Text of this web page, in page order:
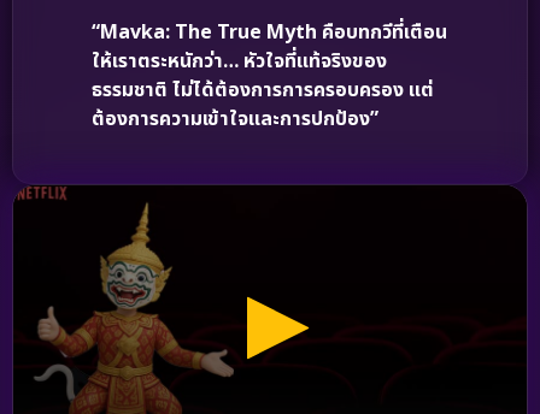
“Mavka: The True Myth คือบทกวีที่เตือน
ให้เราตระหนักว่า… หัวใจที่แท้จริงของ
ธรรมชาติ ไม่ได้ต้องการการครอบครอง แต่
ต้องการความเข้าใจและการปกป้อง”